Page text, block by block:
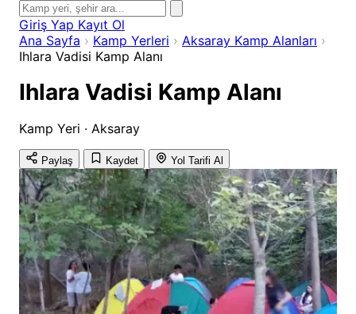
Giriş Yap Kayıt Ol
Ana Sayfa › Kamp Yerleri › Aksaray Kamp Alanları ›
Ihlara Vadisi Kamp Alanı
Ihlara Vadisi Kamp Alanı
Kamp Yeri · Aksaray
Paylaş Kaydet Yol Tarifi Al